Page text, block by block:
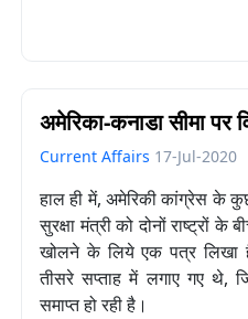
अमेरिका-कनाडा सीमा पर
Current Affairs 17-Jul-2020
हाल ही में, अमेरिकी कांग्रेस के
सुरक्षा मंत्री को दोनों राष्ट्रों
खोलने के लिये एक पत्र लिखा
तीसरे सप्ताह में लगाए गए थे,
समाप्त हो रही है।